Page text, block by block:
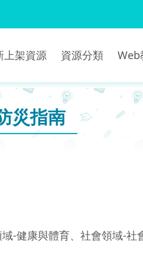
上架資源 資源分類 Web
災指南
-健康與體育、社會領域-社